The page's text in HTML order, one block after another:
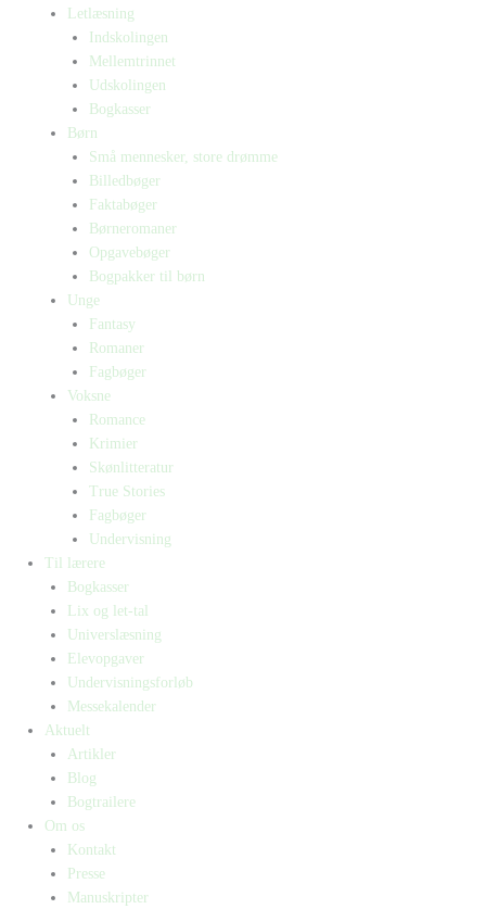
Letlæsning
Indskolingen
Mellemtrinnet
Udskolingen
Bogkasser
Børn
Små mennesker, store drømme
Billedbøger
Faktabøger
Børneromaner
Opgavebøger
Bogpakker til børn
Unge
Fantasy
Romaner
Fagbøger
Voksne
Romance
Krimier
Skønlitteratur
True Stories
Fagbøger
Undervisning
Til lærere
Bogkasser
Lix og let-tal
Universlæsning
Elevopgaver
Undervisningsforløb
Messekalender
Aktuelt
Artikler
Blog
Bogtrailere
Om os
Kontakt
Presse
Manuskripter